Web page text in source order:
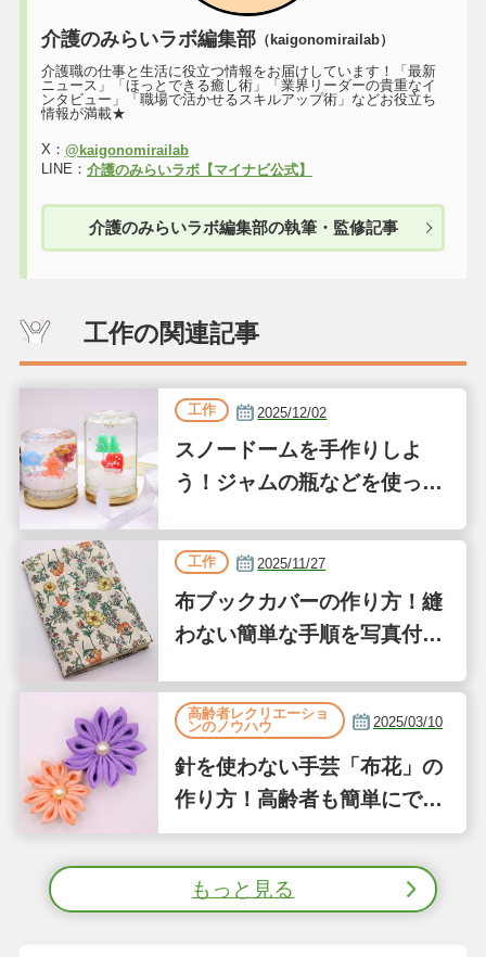
介護のみらいラボ編集部（kaigonomirailab）
介護職の仕事と生活に役立つ情報をお届けしています！「最新
ニュース」「ほっとできる癒し術」「業界リーダーの貴重なイ
ンタビュー」「職場で活かせるスキルアップ術」などお役立ち
情報が満載★
X： @kaigonomirailab
LINE： 介護のみらいラボ【マイナビ公式】
介護のみらいラボ編集部の執筆・監修記事
工作の関連記事
工作 2025/12/02
スノードームを手作りしよ
う！ジャムの瓶などを使った
工作 2025/11/27
布ブックカバーの作り方！縫
わない簡単な手順を写真付き
高齢者レクリエーショ
ンのノウハウ
2025/03/10
針を使わない手芸「布花」の
作り方！高齢者も簡単にでき
る縫わない工作①
もっと見る